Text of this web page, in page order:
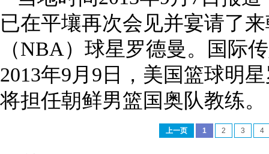
已在平壤再次会见并宴请了
（NBA）球星罗德曼。国际
2013年9月9日，美国篮球明
将担任朝鲜男篮国奥队教练。
上一页 1 2 3 4